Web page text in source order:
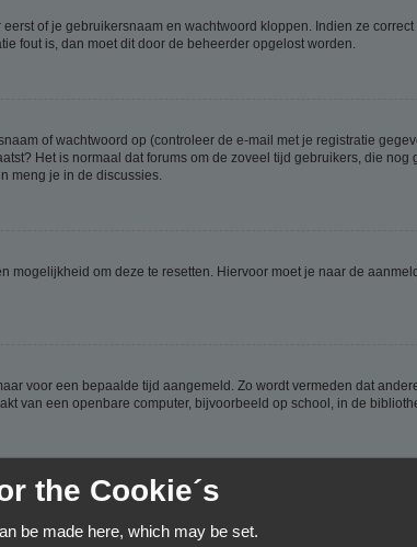
of je gebruikersnaam en wachtwoord kloppen. Indien ze
fout is, dan moet dit door de beheerder opgelost worden.
of wachtwoord op (controleer de e-mail met je registratie
Het is normaal dat forums om de zoveel tijd gebruikers, die
meng je in de discussies.
om deze te resetten. Hiervoor moet je naar de
voor een bepaalde tijd aangemeld. Zo wordt vermeden dat
van een openbare computer, bijvoorbeeld op school, in de
verwijderd worden. Deze cookies zorgen ervoor dat je
the Cookie´s
be made here, which may be set.